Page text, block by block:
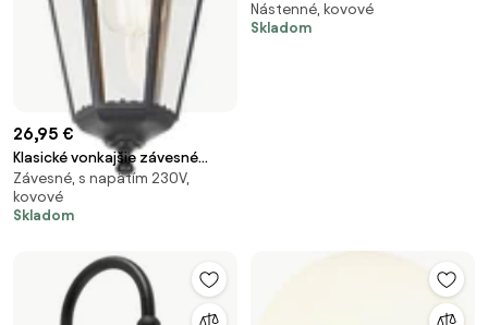
26,95 €
Klasické vonkajšie závesné
svietidlo čierne IP44 - Havana
Up
Závesné, s napätím 230V,
kovové
Skladom
lampa starožitné zlato IP44 -
Bruges
Nástenné, kovové
Skladom